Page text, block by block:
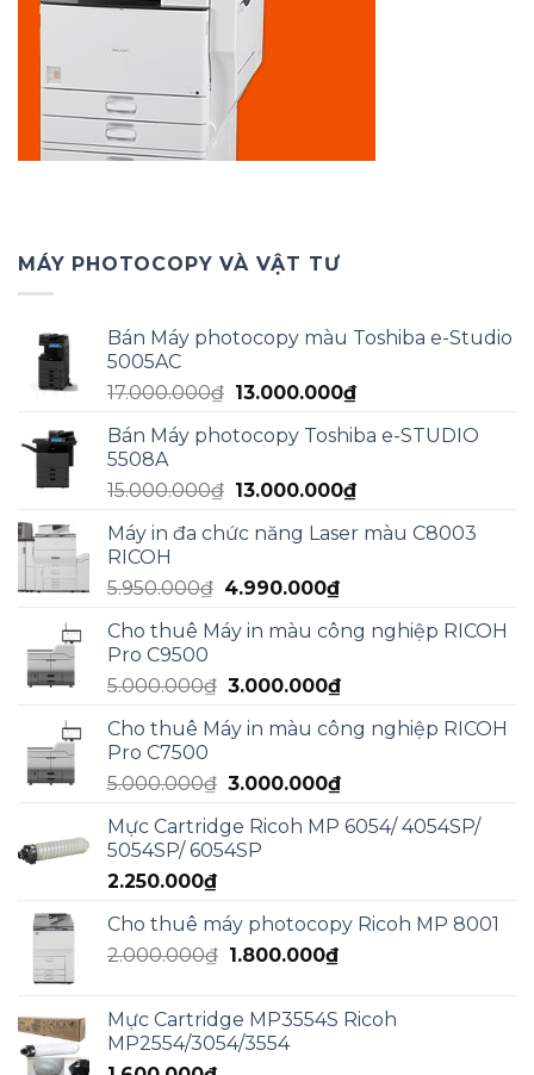
MÁY PHOTOCOPY VÀ VẬT TƯ
Bán Máy photocopy màu Toshiba e-Studio
5005AC
17.000.000₫ Giá
là:
13.000.000₫Giá
tại
13.000.000₫.
Bán Máy photocopy Toshiba e-STUDIO
5508A
15.000.000₫ Giá
là:
13.000.000₫Giá
tại
Máy in đa chức năng Laser màu C8003
RICOH
5.950.000₫ Giá
là:
4.990.000₫Giá
tại
4.990.000₫.
Cho thuê Máy in màu công nghiệp RICOH
Pro C9500
5.000.000₫ Giá
là:
3.000.000₫Giá
tại
3.000.000₫.
Cho thuê Máy in màu công nghiệp RICOH
Pro C7500
5.000.000₫ Giá
là:
5.000.000₫.
3.000.000₫Giá
tại
Mực Cartridge Ricoh MP 6054/ 4054SP/
5054SP/ 6054SP
2.250.000₫
Cho thuê máy photocopy Ricoh MP 8001
2.000.000₫ Giá
2.000.000₫.
1.800.000₫Giá
là:
Mực Cartridge MP3554S Ricoh
MP2554/3054/3554